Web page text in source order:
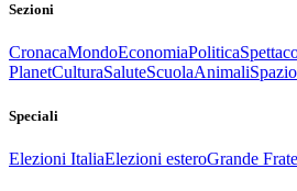
Sezioni
CronacaMondoEconomiaPolitica
PlanetCulturaSaluteScuolaAnimaliSpazio
Speciali
Elezioni ItaliaElezioni esteroGrande